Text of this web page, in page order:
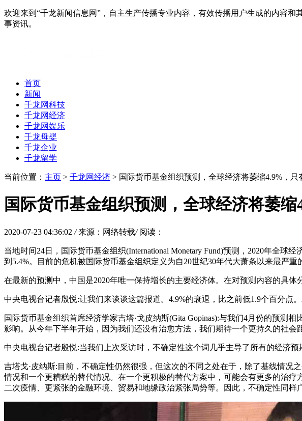
欢迎来到“千龙新闻信息网”，自主生产传播专业内容，有效传播用户生成的内容
事资讯。
首页
新闻
千龙网科技
千龙网经济
千龙网娱乐
千龙母婴
千龙企业
千龙留学
当前位置： 主页 > 千龙网经济 > 国际货币基金组织预测，全球经济将萎缩4.9%，只
国际货币基金组织预测，全球经济将萎
2020-07-23 04:36:02 / 来源：网络转载/ 阅读：
当地时间24日，国际货币基金组织(International Monetary Fund)预测，2020年全球
到5.4%。目前的危机被国际货币基金组织定义为自20世纪30年代大萧条以来最严重
在最新的预测中，中国是2020年唯一保持增长的主要经济体。在对预测内容的具
中央电视台记者殷悦:让我们来谈谈这篇报道。4.9%的衰退，比之前低1.9个百分点
国际货币基金组织首席经济学家吉塔·戈皮纳斯(Gita Gopinas):与我们4月份的预测
影响。从今年下半年开始，因为我们还没有治愈方法，我们期待一个更持久的社会
中央电视台记者殷悦:当我们上次采访时，不确定性这个词几乎主导了所有的经济预
吉塔戈·皮纳斯:目前，不确定性仍然很强，但这次的不同之处在于，除了基线情
情况和一个更糟糕的替代情况。在一个更积极的替代方案中，可能会有更多的治
二次疫情、更紧张的金融环境、贸易和地缘政治紧张局势等。因此，不确定性同样